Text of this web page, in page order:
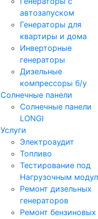
автозапуском
Генераторы для
квартиры и дома
Инверторные
генераторы
Дизельные
компрессоры б/у
Солнечные панели
Солнечные панели
LONGI
Услуги
Электроаудит
Топливо
Тестирование под
Нагрузочным
Ремонт дизельных
генераторов
Ремонт бензиновых